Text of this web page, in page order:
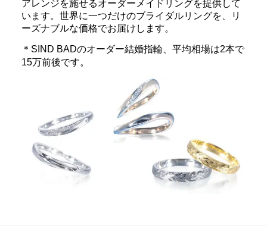
アレンジを施せるオーダーメイドリングを提供して
います。世界に一つだけのブライダルリングを、リ
ーズナブルな価格でお届けします。
＊SIND BADのオーダー結婚指輪、平均相場は2本で
15万前後です。